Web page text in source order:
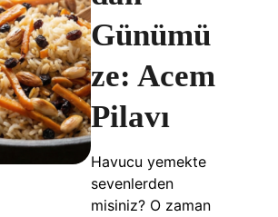
Günümü
ze: Acem
Pilavı
Havucu yemekte
sevenlerden
misiniz? O zaman